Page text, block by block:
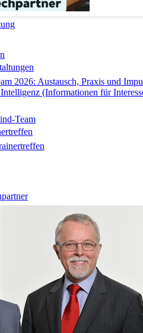
2026: Austausch, Praxis und
(Informationen für
Team